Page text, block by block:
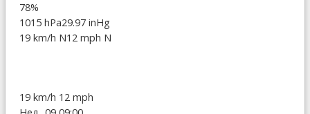
78%
1015 hPa29.97 inHg
19 km/h N12 mph N
19 km/h 12 mph